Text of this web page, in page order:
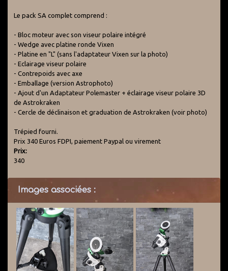
Le pack SA complet comprend :
- Bloc moteur avec son viseur polaire intégré
- Wedge avec platine ronde Vixen
- Platine en "L" (sans l'adaptateur Vixen sur la photo)
- Eclairage viseur polaire
- Contrepoids avec axe
- Emballage (version Astrophoto)
- Ajout d'un Adaptateur Polemaster + éclairage viseur polaire 3D
de Astrokraken
- Cercle de déclinaison et graduation de Astrokraken (voir photo)
Trépied fourni.
Prix 340 Euros FDPI, paiement Paypal ou virement
Prix:
340
Images associées :